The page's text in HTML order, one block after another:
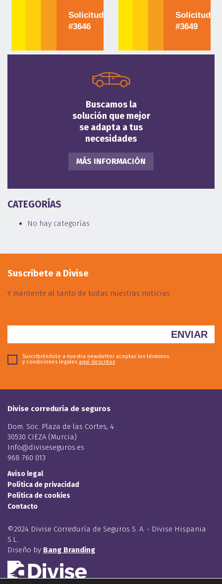
Solicitud
#3646
Solicitud
#3649
Buscamos la
solución que mejor
se adapta a tus
necesidades
MÁS INFORMACIÓN
CATEGORÍAS
No hay categorías
Suscríbete a Divise
Y mantente al tanto de todas nuestras noticias
Suscribiéndote a nuestra newsletter aceptas los términos
y condiciones legales aquí descritos
Divise correduría de seguros
Dom. Soc. Plaza de las Cortes, 4
30530 CIEZA (Murcia)
Info@diviseseguros.es
968 760 013
Aviso legal
Política de privacidad
Política de cookies
Contacto
©2024 Divise Correduría de Seguros S. A. - Divise Hispania
S.L.
Diseño by Bang Branding